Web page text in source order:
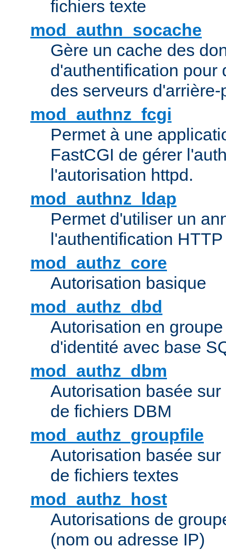
fichiers texte
mod_authn_socache
Gère un cache des
d'authentification pour
des serveurs d'arrière-
mod_authnz_fcgi
Permet à une
FastCGI de gérer
l'autorisation httpd.
mod_authnz_ldap
Permet d'utiliser un
l'authentification
mod_authz_core
Autorisation basique
mod_authz_dbd
Autorisation en
d'identité avec base
mod_authz_dbm
Autorisation basée
de fichiers DBM
mod_authz_groupfile
Autorisation basée
de fichiers textes
mod_authz_host
Autorisations de
(nom ou adresse IP)